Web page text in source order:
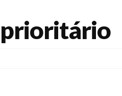
prioritário